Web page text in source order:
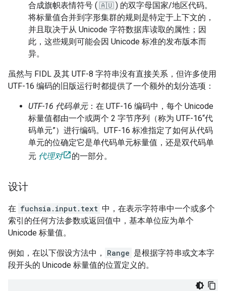
合成旗帜表情符号 ( 🇦🇺 ) 的双字母国家/地区代码。
将标量值合并到字形集群的规则是特定于上下文的，
并且取决于从 Unicode 字符数据库读取的属性；因
此，这些规则可能会因 Unicode 标准的发布版本而
异。
虽然与 FIDL 及其 UTF-8 字符串没有直接关系，但许多使用
UTF-16 编码的旧版运行时都提供了一个额外的划分选项：
UTF-16 代码单元：在 UTF-16 编码中，每个 Unicode
标量值都由一个或两个 2 字节序列（称为 UTF-16“代
码单元”）进行编码。UTF-16 标准指定了如何从代码
单元的位确定它是单代码单元标量值，还是双代码单
元 代理对 的一部分。
设计
在 fuchsia.input.text 中，在表示字符串中一个或多个
索引的任何方法参数或返回值中，基本单位应为单个
Unicode 标量值。
例如，在以下假设方法中， Range 是根据字符串或文本字
段开头的 Unicode 标量值的位置定义的。